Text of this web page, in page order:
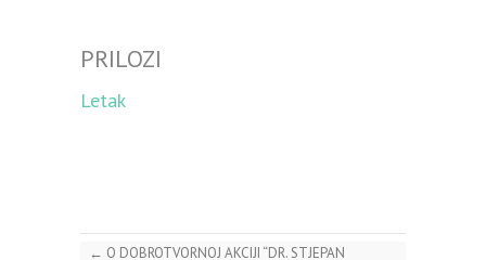
PRILOZI
Letak
← O DOBROTVORNOJ AKCIJI “DR. STJEPAN